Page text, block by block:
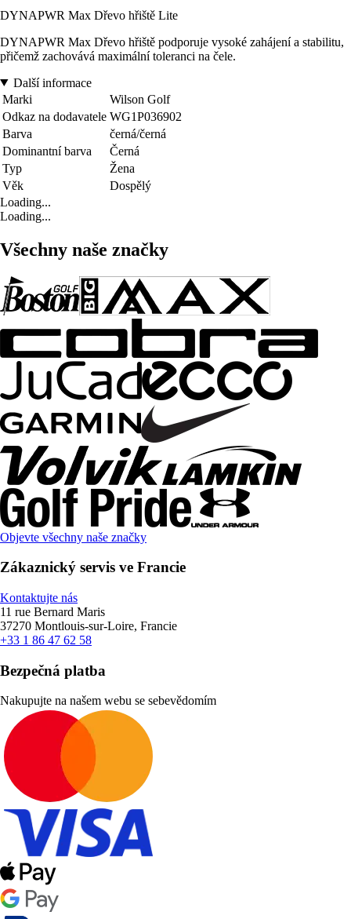
DYNAPWR Max Dřevo hřiště Lite
DYNAPWR Max Dřevo hřiště podporuje vysoké zahájení a stabilitu,
přičemž zachovává maximální toleranci na čele.
Další informace
Marki
Wilson Golf
Odkaz na dodavatele WG1P036902
Barva
černá/černá
Dominantní barva
Černá
Typ
Žena
Věk
Dospělý
Loading...
Loading...
Všechny naše značky
Objevte všechny naše značky
Zákaznický servis ve Francie
Kontaktujte nás
11 rue Bernard Maris
37270 Montlouis-sur-Loire, Francie
+33 1 86 47 62 58
Bezpečná platba
Nakupujte na našem webu se sebevědomím